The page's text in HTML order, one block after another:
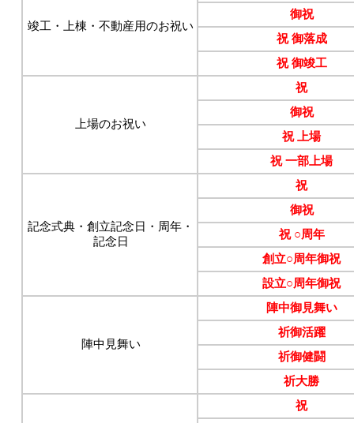
竣工・上棟・不動産用のお祝い
御祝
祝 御落成
祝 御竣工
上場のお祝い
祝
御祝
祝 上場
祝 一部上場
記念式典・創立記念日・周年・
記念日
祝
御祝
祝 ○周年
創立○周年御祝
設立○周年御祝
陣中見舞い
陣中御見舞い
祈御活躍
祈御健闘
祈大勝
祝